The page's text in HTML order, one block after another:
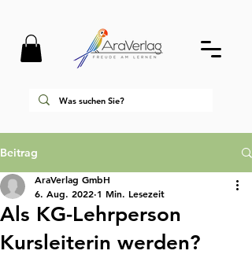
Beitrag
Als KG-Lehrperson
Kursleiterin werden?
AraVerlag GmbH
6. Aug. 2022 1 Min. Lesezeit